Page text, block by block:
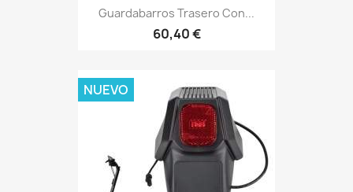
Guardabarros Trasero Con...
60,40 €
NUEVO